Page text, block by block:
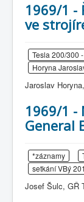
1969/1 -
ve
Tesla 200/300
Horyna
Jaroslav
1969/1 -
General
*záznamy
setkání VBý
Josef Šulc, GŘ